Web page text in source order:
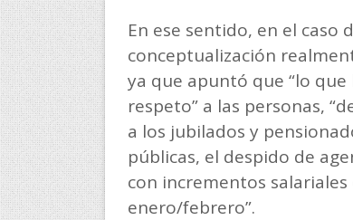
En ese sentido, en el caso
conceptualización
ya que apuntó que “lo
respeto” a las personas,
a los jubilados y
públicas, el despido de
con incrementos
enero/febrero”.